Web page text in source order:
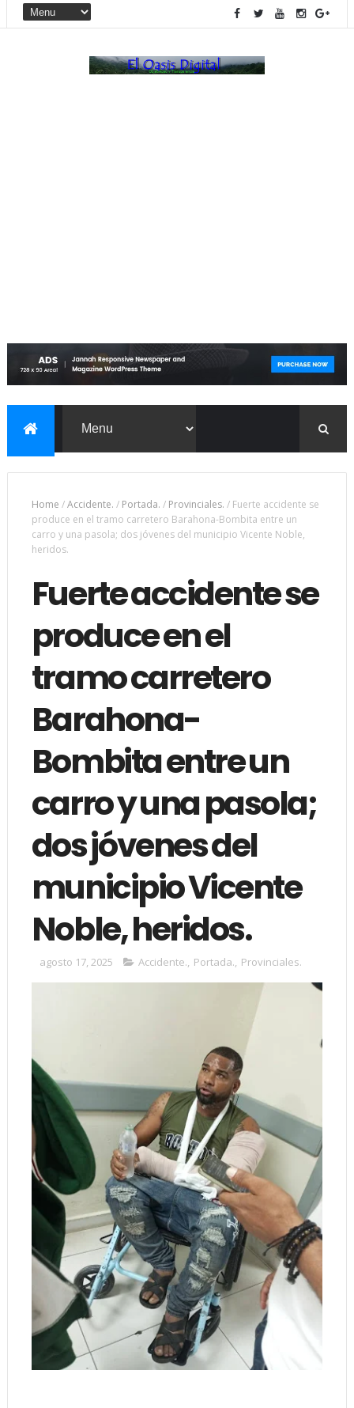
Home /Accidente. / Portada. / Provinciales. / Fuerte accidente se
produce en el tramo carretero Barahona-Bombita entre un
carro y una pasola; dos jóvenes del municipio Vicente Noble,
heridos.
Fuerte accidente se
produce en el
tramo carretero
Barahona-
Bombita entre un
carro y una pasola;
dos jóvenes del
municipio Vicente
Noble, heridos.
agosto 17, 2025 Accidente., Portada., Provinciales.